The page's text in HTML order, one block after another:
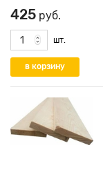
425 руб.
шт.